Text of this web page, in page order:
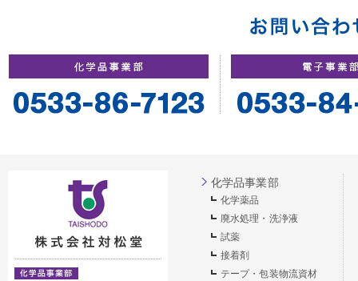
化学品事業部
化学薬品
廃水処理・洗浄液
試薬
接着剤
テープ・包装物流資材